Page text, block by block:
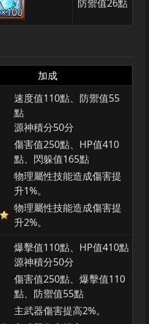
×100
防禦值26點
加成
速度值110點、防禦值55
點
源神積分50分
傷害值250點、HP值410
點、閃躲值165點
物理屬性技能造成傷害提
升1%。
物理屬性技能造成傷害提
升2%。
爆擊值110點、HP值410點
源神積分50分
傷害值250點、爆擊值110
點、防禦值55點
主武器傷害提高2%。